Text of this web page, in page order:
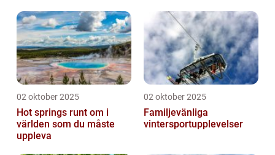
02 oktober 2025
Hot springs runt om i
världen som du måste
uppleva
02 oktober 2025
Familjevänliga
vintersportupplevelser